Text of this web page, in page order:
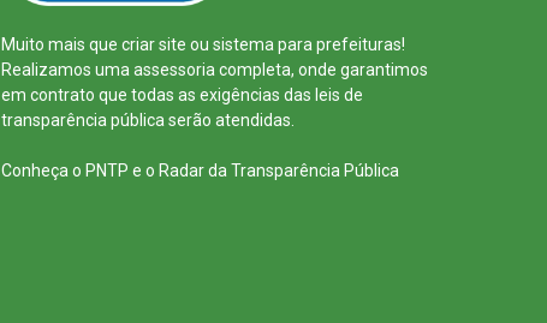
Muito mais que criar site ou sistema para prefeituras!
Realizamos uma assessoria completa, onde garantimos
em contrato que todas as exigências das leis de
transparência pública serão atendidas.
Conheça o PNTP e o Radar da Transparência Pública